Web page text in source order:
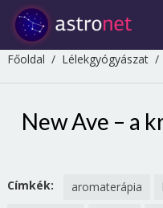
Főoldal / Lélekgyógyászat/
New Ave – a
Címkék: aromaterápia